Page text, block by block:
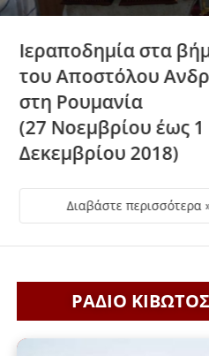
Ιεραποδημία
Τόπους
(17 – 23
Διαβάστε
ΡΑΔΙΟ